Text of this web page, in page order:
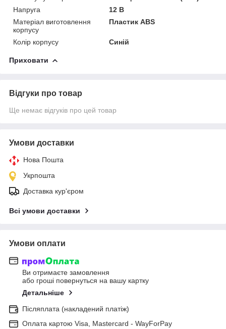
Напруга
12 В
Матеріал виготовлення
корпусу
Пластик ABS
Колір корпусу Синій
Приховати
Відгуки про товар
Ще немає відгуків про цей товар
Умови доставки
Нова Пошта
Укрпошта
Доставка кур'єром
Всі умови доставки
Умови оплати
Ви отримаєте замовлення
або гроші повернуться на вашу картку
Детальніше
Післяплата (накладений платіж)
Оплата картою Visa, Mastercard - WayForPay